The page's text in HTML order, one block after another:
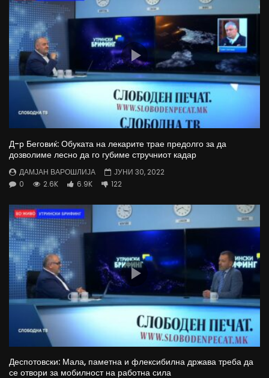
Д-р Беговиќ: Обуката на лекарите трае предолго за да
дозволиме лесно да го губиме стручниот кадар
ДАМЈАН ВАРОШЛИЈА
ЈУНИ 30, 2022
0
2.6K 6.9K 122
Деспотовски: Мала, паметна и флексибилна држава треба да
се отвори за мобилност на работна сила